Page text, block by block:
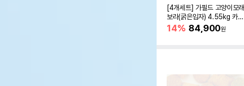
[4개세트] 가필드 고양이모래
보라(굵은입자) 4.55kg 카사
바모래
14% 84,900원